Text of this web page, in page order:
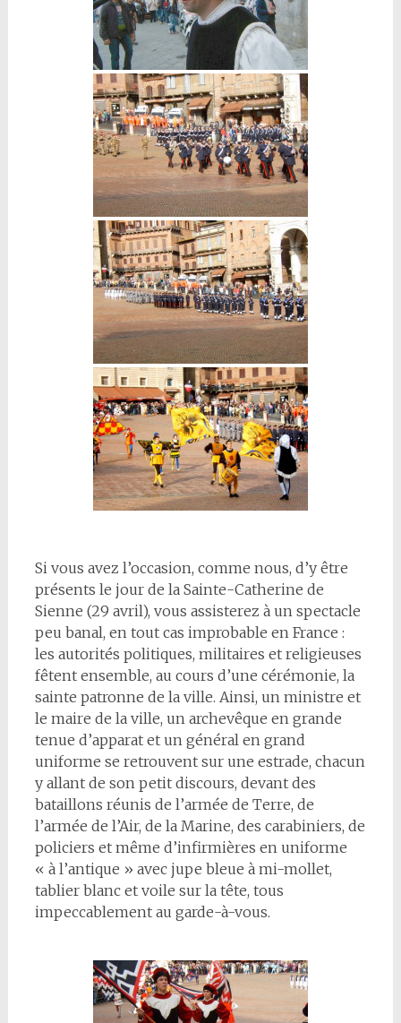
Si vous avez l’occasion, comme nous, d’y être
présents le jour de la Sainte-Catherine de
Sienne (29 avril), vous assisterez à un spectacle
peu banal, en tout cas improbable en France :
les autorités politiques, militaires et religieuses
fêtent ensemble, au cours d’une cérémonie, la
sainte patronne de la ville. Ainsi, un ministre et
le maire de la ville, un archevêque en grande
tenue d’apparat et un général en grand
uniforme se retrouvent sur une estrade, chacun
y allant de son petit discours, devant des
bataillons réunis de l’armée de Terre, de
l’armée de l’Air, de la Marine, des carabiniers, de
policiers et même d’infirmières en uniforme
« à l’antique » avec jupe bleue à mi-mollet,
tablier blanc et voile sur la tête, tous
impeccablement au garde-à-vous.